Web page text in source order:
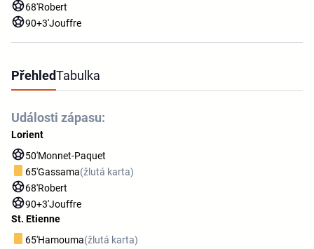
68'Robert
90+3'Jouffre
PřehledTabulka
Události zápasu:
Lorient
50'Monnet-Paquet
65'Gassama(žlutá karta)
68'Robert
90+3'Jouffre
St. Etienne
65'Hamouma(žlutá karta)